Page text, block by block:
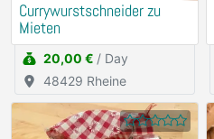
Currywurstschneider zu
Mieten
20,00 € / Day
48429 Rheine